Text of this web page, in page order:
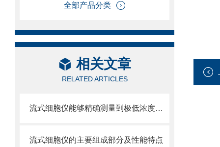
全部产品分类
相关文章
RELATED ARTICLES
流式细胞仪能够精确测量到极低浓度的标记物
流式细胞仪的主要组成部分及性能特点